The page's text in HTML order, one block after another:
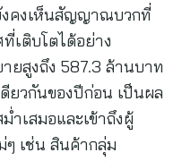
คงเห็นสัญญาณบวกที่
เติบโตได้อย่าง
ยสูงถึง 587.3 ล้านบาท
ยวกันของปีก่อน เป็นผล
ำเสมอและเข้าถึงผู้
ๆ เช่น สินค้ากลุ่ม